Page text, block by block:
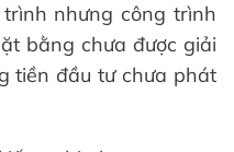
nhưng công trình
bằng chưa được giải
tiền đầu tư chưa phát